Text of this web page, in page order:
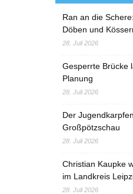
Ran an die
Döben und
28. Juli 2026
Gesperrte Brücke
Planung
28. Juli 2026
Der
Großpötzschau
28. Juli 2026
Christian Kaupke
im Landkreis
28. Juli 2026